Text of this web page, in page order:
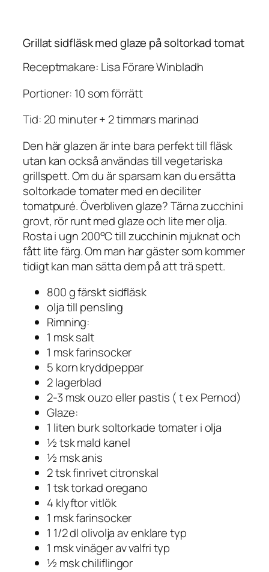
Grillat sidfläsk med glaze på soltorkad tomat
Receptmakare: Lisa Förare Winbladh
Portioner: 10 som förrätt
Tid: 20 minuter + 2 timmars marinad
Den här glazen är inte bara perfekt till fläsk
utan kan också användas till vegetariska
grillspett. Om du är sparsam kan du ersätta
soltorkade tomater med en deciliter
tomatpuré. Överbliven glaze? Tärna zucchini
grovt, rör runt med glaze och lite mer olja.
Rosta i ugn 200°C till zucchinin mjuknat och
fått lite färg. Om man har gäster som kommer
tidigt kan man sätta dem på att trä spett.
800 g färskt sidfläsk
olja till pensling
Rimning:
1 msk salt
1 msk farinsocker
5 korn kryddpeppar
2 lagerblad
2-3 msk ouzo eller pastis ( t ex Pernod)
Glaze:
1 liten burk soltorkade tomater i olja
½ tsk mald kanel
½ msk anis
2 tsk finrivet citronskal
1 tsk torkad oregano
4 klyftor vitlök
1 msk farinsocker
1 1/2 dl olivolja av enklare typ
1 msk vinäger av valfri typ
½ msk chiliflingor